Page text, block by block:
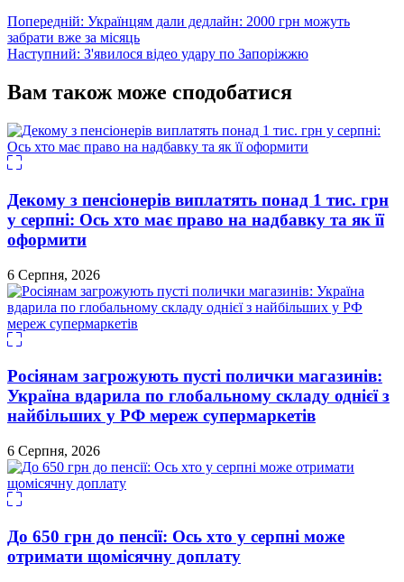
Навігація
записів
Попередній: Українцям дали дедлайн: 2000 грн можуть
забрати вже за місяць
Наступний: З'явилося відео удару по Запоріжжю
Вам також може сподобатися
Декому з пенсіонерів виплатять понад 1 тис. грн
у серпні: Ось хто має право на надбавку та як її
оформити
6 Серпня, 2026
Росіянам загрожують пусті полички магазинів:
Україна вдарила по глобальному складу однієї з
найбільших у РФ мереж супермаркетів
6 Серпня, 2026
До 650 грн до пенсії: Ось хто у серпні може
отримати щомісячну доплату